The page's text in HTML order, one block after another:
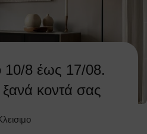
10/8 έως 17/08.
κοντά σας